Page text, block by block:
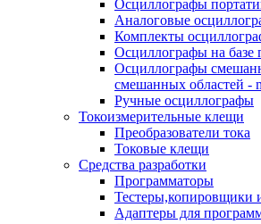
Осциллографы
Аналоговые
Комплекты
Осциллографы на базе
Осциллографы
смешанных областей -
Ручные осциллографы
Токоизмерительные клещи
Преобразователи тока
Токовые клещи
Средства разработки
Программаторы
Тестеры,копировщики
Адаптеры для